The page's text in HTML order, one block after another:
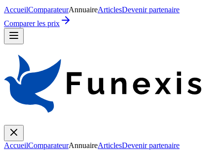
AccueilComparateurAnnuaireArticlesDevenir partenaire
Comparer les prix
AccueilComparateurAnnuaireArticlesDevenir partenaire